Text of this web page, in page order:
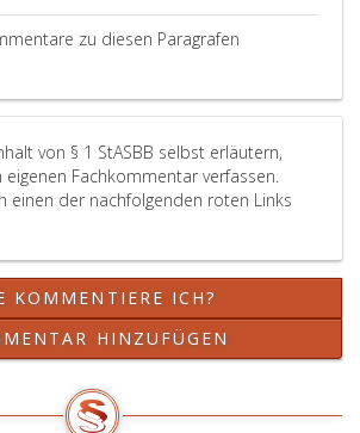
zu diesen Paragrafen
von § 1 StASBB selbst erläutern,
eigenen Fachkommentar verfassen.
einen der nachfolgenden roten Links
KOMMENTIERE ICH?
HINZUFÜGEN